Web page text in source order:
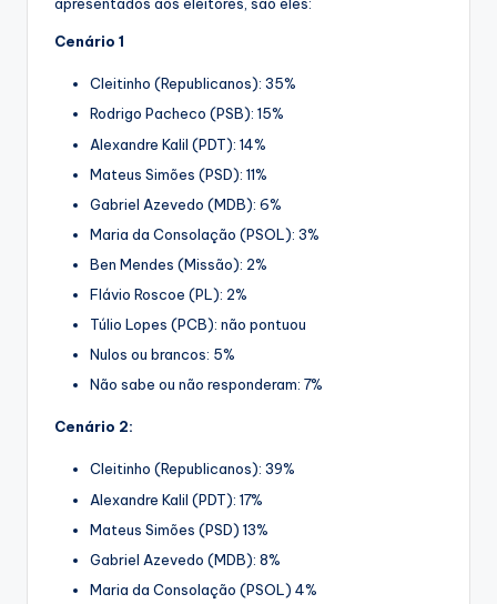
apresentados aos eleitores, são eles:
Cenário 1
Cleitinho (Republicanos): 35%
Rodrigo Pacheco (PSB): 15%
Alexandre Kalil (PDT): 14%
Mateus Simões (PSD): 11%
Gabriel Azevedo (MDB): 6%
Maria da Consolação (PSOL): 3%
Ben Mendes (Missão): 2%
Flávio Roscoe (PL): 2%
Túlio Lopes (PCB): não pontuou
Nulos ou brancos: 5%
Não sabe ou não responderam: 7%
Cenário 2:
Cleitinho (Republicanos): 39%
Alexandre Kalil (PDT): 17%
Mateus Simões (PSD) 13%
Gabriel Azevedo (MDB): 8%
Maria da Consolação (PSOL) 4%